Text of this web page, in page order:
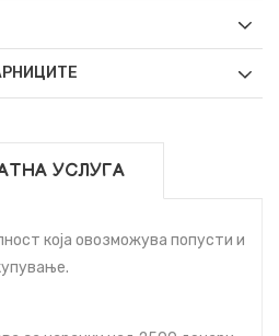
УСЛУГА
која овозможува попусти и